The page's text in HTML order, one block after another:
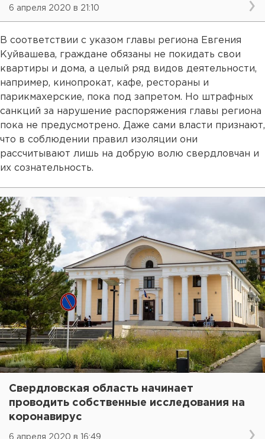
6 апреля 2020 в 21:10
В соответствии с указом главы региона Евгения
Куйвашева, граждане обязаны не покидать свои
квартиры и дома, а целый ряд видов деятельности,
например, кинопрокат, кафе, рестораны и
парикмахерские, пока под запретом. Но штрафных
санкций за нарушение распоряжения главы региона
пока не предусмотрено. Даже сами власти признают,
что в соблюдении правил изоляции они
рассчитывают лишь на добрую волю свердловчан и
их сознательность.
Свердловская область начинает
проводить собственные исследования на
коронавирус
6 апреля 2020 в 16:49